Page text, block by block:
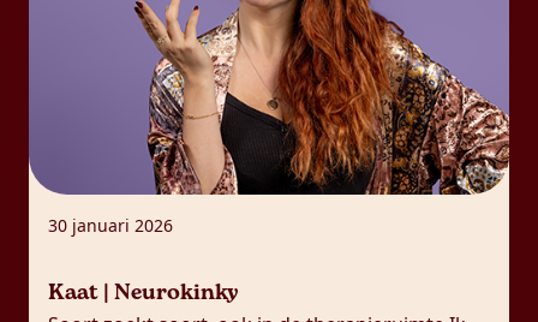
30 januari 2026
Kaat | Neurokinky